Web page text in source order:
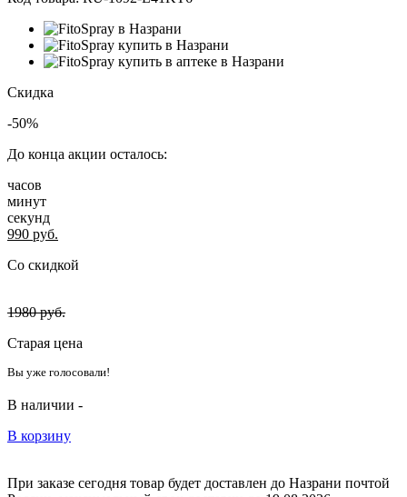
Скидка
-50%
До конца акции осталось:
часов
минут
секунд
990 руб.
Со скидкой
1980руб.
Старая цена
Вы уже голосовали!
В наличии -
В корзину
При заказе сегодня товар будет доставлен до Назрани почтой